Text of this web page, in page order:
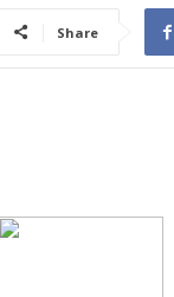
Share